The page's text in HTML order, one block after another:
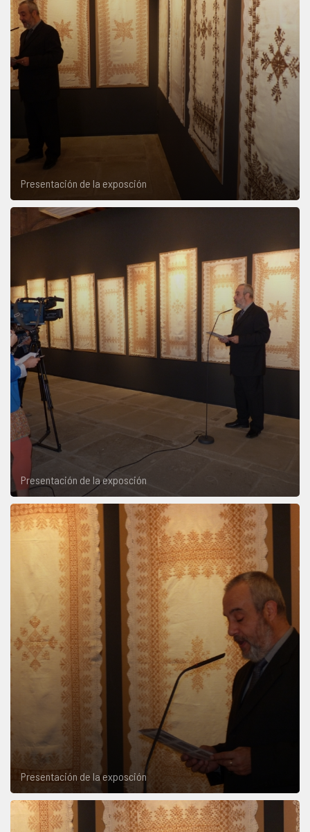
Presentación de la exposción
Presentación de la exposción
Presentación de la exposción